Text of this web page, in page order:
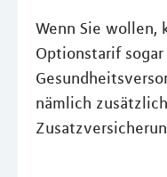
Wenn Sie wollen,
Optionstarif
nämlich